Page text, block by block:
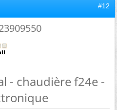
#12
- chaudière f24e -